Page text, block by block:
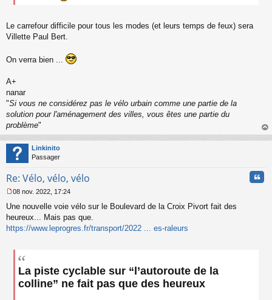
g
o
n
u
Le carrefour difficile pour tous les modes (et leurs temps de feux) sera
Villette Paul Bert.
On verra bien ...
A+
nanar
"Si vous ne considérez pas le vélo urbain comme une partie de la
solution pour l'aménagement des villes, vous êtes une partie du
problème"
au
Linkinito
Passager
Re: Vélo, vélo, vélo
e
s
s
a
08 nov. 2022, 17:24
Une nouvelle voie vélo sur le Boulevard de la Croix Pivort fait des
heureux... Mais pas que.
https://www.leprogres.fr/transport/2022 ... es-raleurs
La piste cyclable sur “l’autoroute de la
colline” ne fait pas que des heureux